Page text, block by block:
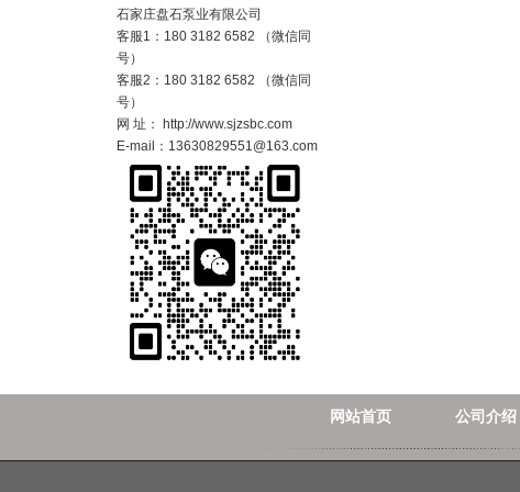
石家庄盘石泵业有限公司
客服1：180 3182 6582 （微信同
号）
客服2：180 3182 6582 （微信同
号）
网 址： http://www.sjzsbc.com
E-mail：13630829551@163.com
网站首页 公司介绍